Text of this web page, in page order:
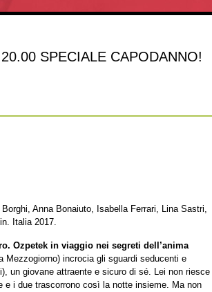
SPECIALE CAPODANNO!
Anna Bonaiuto, Isabella Ferrari, Lina Sastri,
Italia 2017.
Ozpetek in viaggio nei segreti dell’anima
Mezzogiorno) incrocia gli sguardi seducenti e
un giovane attraente e sicuro di sé. Lei non riesce
e i due trascorrono così la notte insieme. Ma non